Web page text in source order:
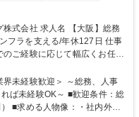
寮・社宅あり 食事補助あり
大阪】総務
ラを支える/年休127日 仕事
ご経験に応じて幅広くお任せ
本的には事務所勤務ですが、
への日帰り・宿泊を伴う国内
お互いに助け合いながら、総
未経験歓迎＞ ～総務、人事
ば未経験OK～ ■歓迎条件：総
の